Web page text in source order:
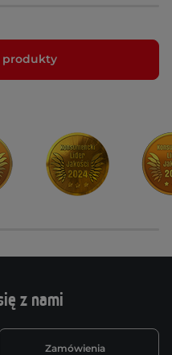
produkty
z nami
Zamówienia